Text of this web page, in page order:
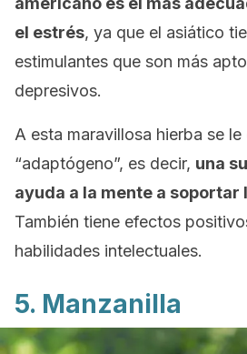
el estrés, ya que el asiático
estimulantes que son más
depresivos.
A esta maravillosa hierba se
“adaptógeno”, es decir, una
ayuda a la mente a soportar
También tiene efectos
habilidades intelectuales.
5. Manzanilla